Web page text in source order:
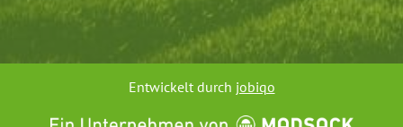
Entwickelt durch jobiqo